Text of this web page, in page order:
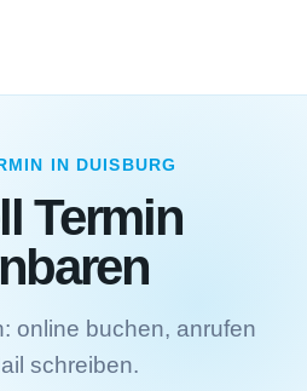
IN DUISBURG
Termin
online buchen, anrufen
schreiben.